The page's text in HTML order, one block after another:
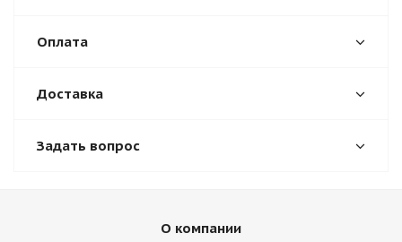
Оплата
Доставка
Задать вопрос
О компании